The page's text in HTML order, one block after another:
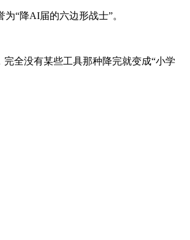
为“降AI届的六边形战士”。
完全没有某些工具那种降完就变成“小学